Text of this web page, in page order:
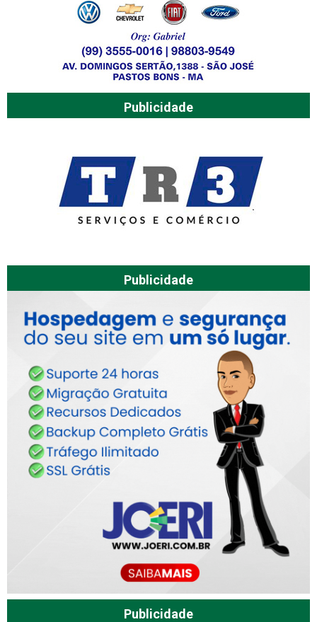
Publicidade
Publicidade
Publicidade